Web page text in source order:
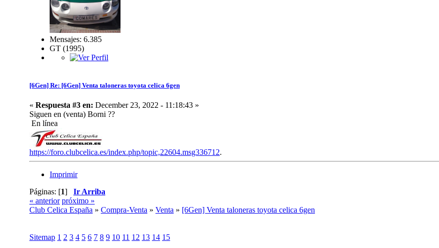
Mensajes: 6.385
GT (1995)
[6Gen] Re: [6Gen] Venta taloneras toyota celica 6gen
« Respuesta #3 en: December 23, 2022 - 11:18:43 »
Siguen en (venta) Borni ??
En línea
https://foro.clubcelica.es/index.php/topic,22604.msg336712.
Imprimir
Páginas: [1] Ir Arriba
« anterior próximo »
Club Celica España » Compra-Venta » Venta » [6Gen] Venta taloneras toyota celica 6gen
Sitemap 1 2 3 4 5 6 7 8 9 10 11 12 13 14 15